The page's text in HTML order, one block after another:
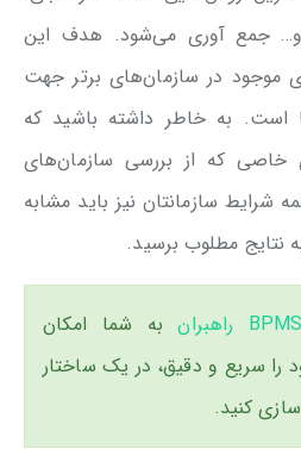
و… جمع آوری می‌شود. هدف این
موجود در سازمان‌های برتر جهت
است. به خاطر داشته باشید که
خاصی که از بررسی سازمان‌های
شرایط سازمانتان نیز باید مشابه
نتایج مطلوب برسید.
BPMS راهبران
به شما امکان
را سریع و دقیق، در یک ساختار
کنید.